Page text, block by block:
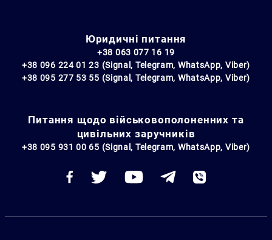
Юридичні питання
+38 063 077 16 19
+38 096 224 01 23 (Signal, Telegram, WhatsApp, Viber)
+38 095 277 53 55 (Signal, Telegram, WhatsApp, Viber)
Питання щодо військовополоненних та
цивільних заручників
+38 095 931 00 65 (Signal, Telegram, WhatsApp, Viber)